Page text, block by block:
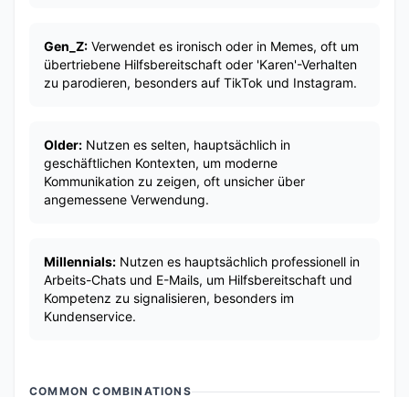
Gen_Z: Verwendet es ironisch oder in Memes, oft um
übertriebene Hilfsbereitschaft oder 'Karen'-Verhalten
zu parodieren, besonders auf TikTok und Instagram.
Older: Nutzen es selten, hauptsächlich in
geschäftlichen Kontexten, um moderne
Kommunikation zu zeigen, oft unsicher über
angemessene Verwendung.
Millennials: Nutzen es hauptsächlich professionell in
Arbeits-Chats und E-Mails, um Hilfsbereitschaft und
Kompetenz zu signalisieren, besonders im
Kundenservice.
COMMON COMBINATIONS